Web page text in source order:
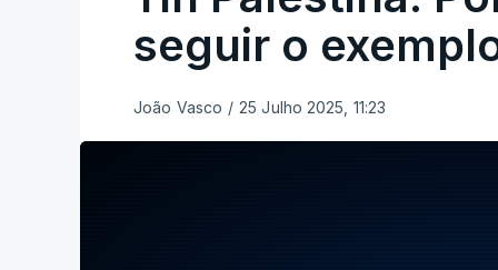
seguir o
João Vasco / 25 Julho 2025, 11:23